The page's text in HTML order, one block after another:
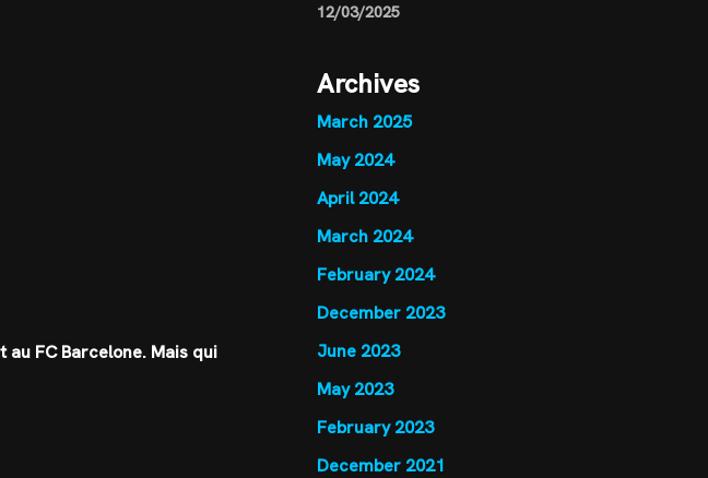
FC Barcelone. Mais qui
12/03/2025
Archives
March 2025
May 2024
April 2024
March 2024
February 2024
December 2023
June 2023
May 2023
February 2023
December 2021